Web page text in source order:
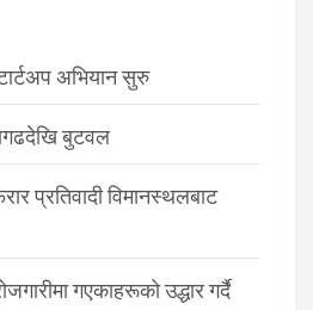
अभियान सुरु
बुटवल
प्रतिवादी विमानस्थलबाट
गएकाहरूको उद्धार गर्दै